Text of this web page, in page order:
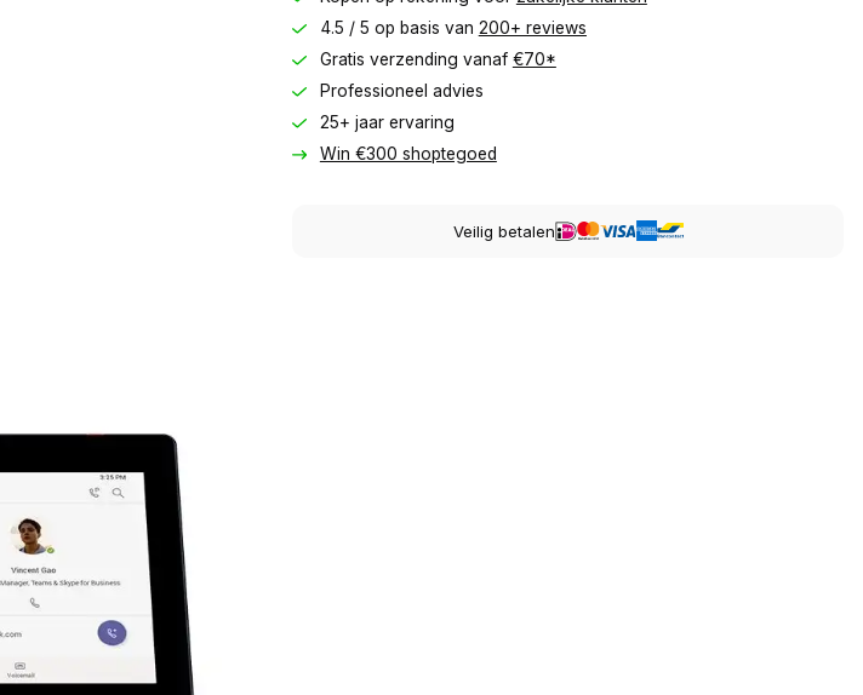
4.5 / 5 op basis van 200+ reviews
Gratis verzending vanaf €70*
Professioneel advies
25+ jaar ervaring
Win €300 shoptegoed
Veilig betalen